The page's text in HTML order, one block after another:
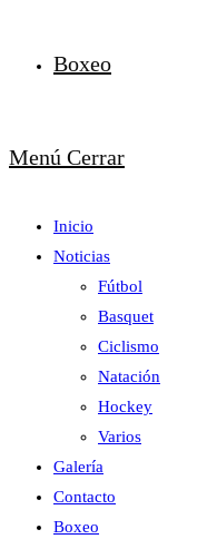
Boxeo
Menú Cerrar
Inicio
Noticias
Fútbol
Basquet
Ciclismo
Natación
Hockey
Varios
Galería
Contacto
Boxeo